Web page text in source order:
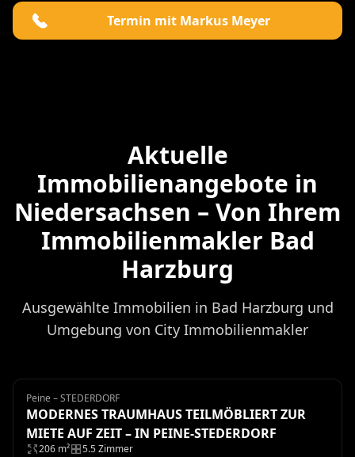
Termin mit Markus Meyer
Aktuelle
Immobilienangebote in
Niedersachsen – Von Ihrem
Immobilienmakler Bad
Harzburg
Ausgewählte Immobilien in Bad Harzburg und
Umgebung von City Immobilienmakler
Haus Miete
Peine – STEDERDORF
MODERNES TRAUMHAUS TEILMÖBLIERT ZUR
MIETE AUF ZEIT – IN PEINE-STEDERDORF
206 m² 5.5 Zimmer